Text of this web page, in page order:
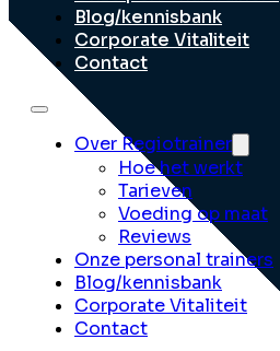
Blog/kennisbank
Corporate Vitaliteit
Contact
Over Regiotrainer
Hoe het werkt
Tarieven
Voeding op maat
Reviews
Onze personal trainers
Blog/kennisbank
Corporate Vitaliteit
Contact